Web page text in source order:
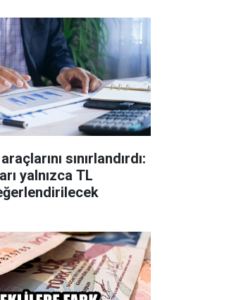
sınırlandırdı:
yalnızca TL